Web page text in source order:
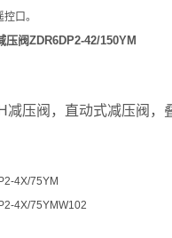
口。
阀ZDR6DP2-42/150YM
减压阀，直动式减压阀，
4X/75YM
4X/75YMW102